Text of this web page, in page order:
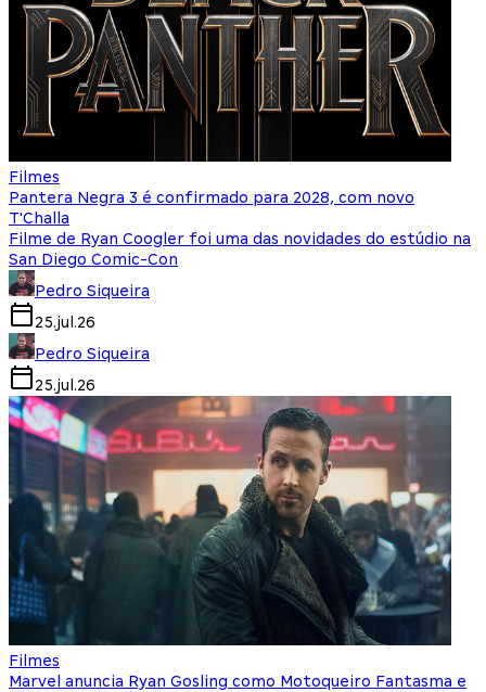
Filmes
Pantera Negra 3 é confirmado para 2028, com novo
T'Challa
Filme de Ryan Coogler foi uma das novidades do estúdio na
San Diego Comic-Con
Pedro Siqueira
25.jul.26
Pedro Siqueira
25.jul.26
Filmes
Marvel anuncia Ryan Gosling como Motoqueiro Fantasma e